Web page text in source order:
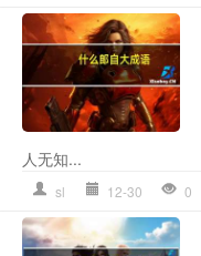
人无知...
sl 12-30 0